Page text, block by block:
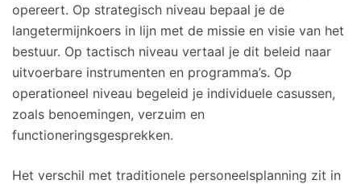
opereert. Op strategisch niveau bepaal je de
langetermijnkoers in lijn met de missie en visie van het
bestuur. Op tactisch niveau vertaal je dit beleid naar
uitvoerbare instrumenten en programma’s. Op
operationeel niveau begeleid je individuele casussen,
zoals benoemingen, verzuim en
functioneringsgesprekken.
Het verschil met traditionele personeelsplanning zit in